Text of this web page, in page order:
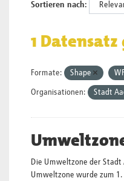
Sortieren nach
1
Formate: Shape
Organisationen: Stadt
Die Umweltzone der Stadt
Umweltzone wurde zum